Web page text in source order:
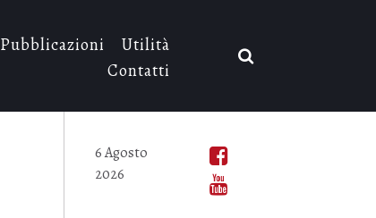
Pubblicazioni
Utilità
Contatti
6 Agosto
2026